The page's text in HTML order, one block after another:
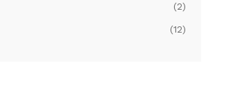
(2)
(12)